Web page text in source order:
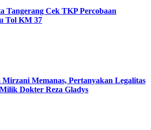
Tangerang Cek TKP Percobaan
Tol KM 37
Memanas, Pertanyakan Legalitas
Dokter Reza Gladys